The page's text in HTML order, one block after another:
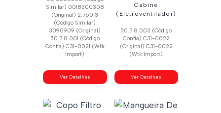
Similar) 0018300308
(Original) 2.76013
(Código Similar)
3090909 (Original)
50.7.8.001 (Código
Confia) C31-0021 (Wtk
Import)
Ver Detalhes
Cabine
(Eletroventilador)
50.7.8.003 (Código
Confia) C31-0022
(Original) C31-0022
(Wtk Import)
Ver Detalhes